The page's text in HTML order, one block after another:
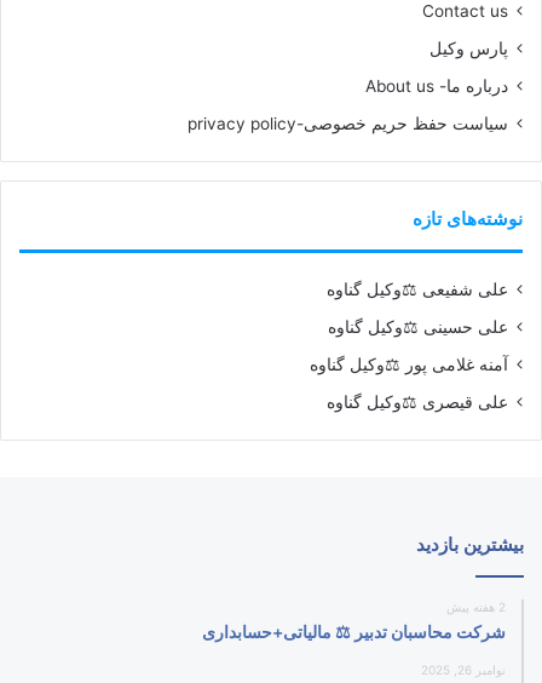
Contact us
پارس وکیل
درباره ما- About us
سیاست حفظ حریم خصوصی-privacy policy
نوشته‌های تازه
علی شفیعی ⚖️وکیل گناوه
علی حسینی ⚖️وکیل گناوه
آمنه غلامی پور ⚖️وکیل گناوه
علی قیصری ⚖️وکیل گناوه
بیشترین بازدید
2 هفته پیش
شرکت محاسبان تدبیر ⚖️ مالیاتی+حسابداری
نوامبر 26, 2025